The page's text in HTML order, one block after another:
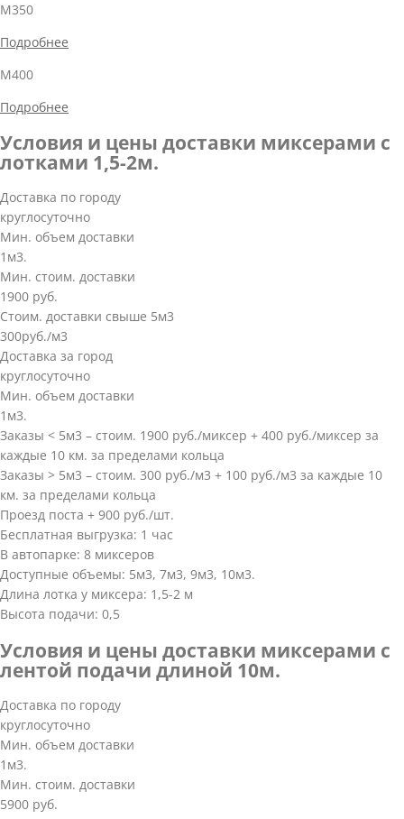
М350
Подробнее
М400
Подробнее
Условия и цены доставки миксерами с
лотками 1,5-2м.
Доставка по городу
круглосуточно
Мин. объем доставки
1м3.
Мин. стоим. доставки
1900 руб.
Стоим. доставки свыше 5м3
300руб./м3
Доставка за город
круглосуточно
Мин. объем доставки
1м3.
Заказы < 5м3 – стоим. 1900 руб./миксер + 400 руб./миксер за
каждые 10 км. за пределами кольца
Заказы > 5м3 – стоим. 300 руб./м3 + 100 руб./м3 за каждые 10
км. за пределами кольца
Проезд поста + 900 руб./шт.
Бесплатная выгрузка: 1 час
В автопарке: 8 миксеров
Доступные объемы: 5м3, 7м3, 9м3, 10м3.
Длина лотка у миксера: 1,5-2 м
Высота подачи: 0,5
Условия и цены доставки миксерами с
лентой подачи длиной 10м.
Доставка по городу
круглосуточно
Мин. объем доставки
1м3.
Мин. стоим. доставки
5900 руб.